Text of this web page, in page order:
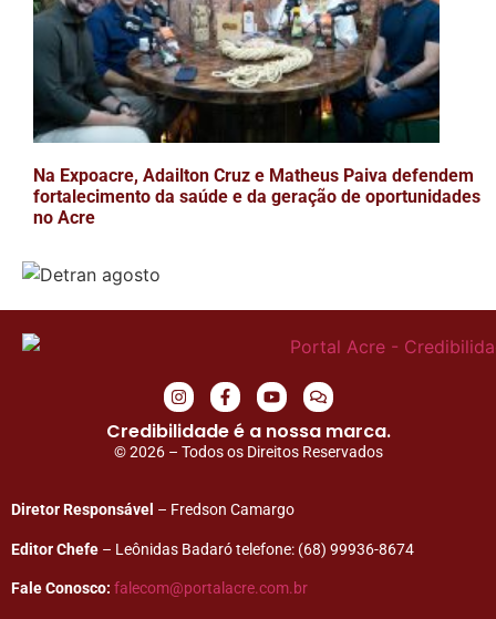
Na Expoacre, Adailton Cruz e Matheus Paiva defendem
fortalecimento da saúde e da geração de oportunidades
no Acre
Credibilidade é a nossa marca.
© 2026 – Todos os Direitos Reservados
Diretor Responsável – Fredson Camargo
Editor Chefe – Leônidas Badaró telefone: (68) 99936-8674
Fale Conosco: falecom@portalacre.com.br